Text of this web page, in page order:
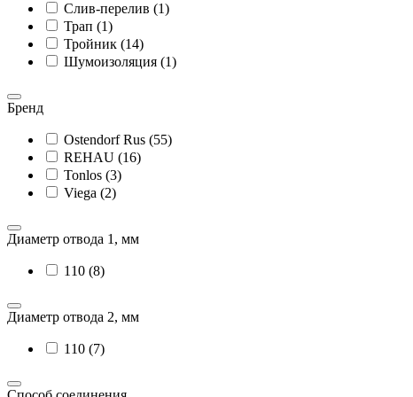
Слив-перелив (1)
Трап (1)
Тройник (14)
Шумоизоляция (1)
Бренд
Ostendorf Rus (55)
REHAU (16)
Tonlos (3)
Viega (2)
Диаметр отвода 1, мм
110 (8)
Диаметр отвода 2, мм
110 (7)